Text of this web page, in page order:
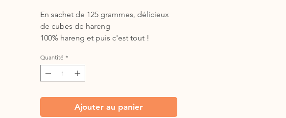
En sachet de 125 grammes, délicieux
de cubes de hareng
100% hareng et puis c'est tout !
Quantité *
Ajouter au panier